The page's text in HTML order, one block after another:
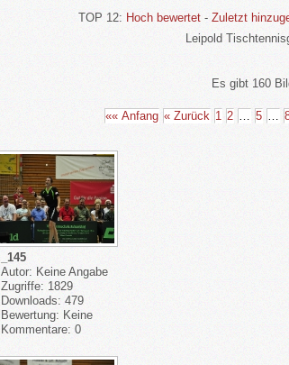
TOP 12: Hoch bewertet- Zuletzt
Leipold
Es gibt 160
«« Anfang « Zurück 1 2 5
_145
Autor: Keine Angabe
Zugriffe: 1829
Downloads: 479
Bewertung: Keine
Kommentare: 0